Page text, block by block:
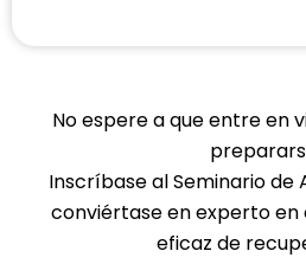
No espere a que entre en
Inscríbase al Seminario de
conviértase en experto en
eficaz de